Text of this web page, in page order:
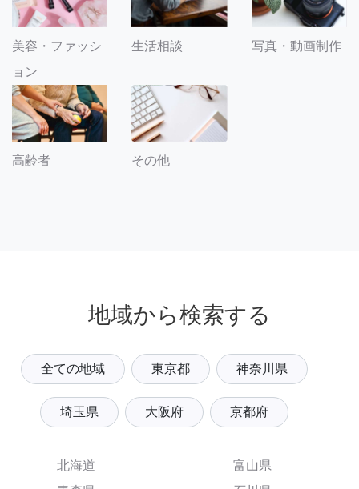
美容・ファッシ
ョン
生活相談 写真・動画制作
高齢者 その他
地域から検索する
全ての地域 東京都 神奈川県
埼玉県 大阪府 京都府
北海道
富山県